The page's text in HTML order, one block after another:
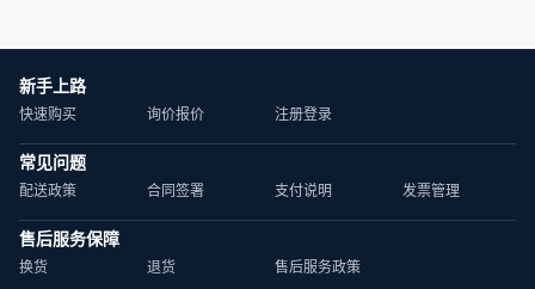
新手上路
快速购买 询价报价 注册登录
常见问题
配送政策 合同签署 支付说明 发票管理
售后服务保障
换货 退货 售后服务政策